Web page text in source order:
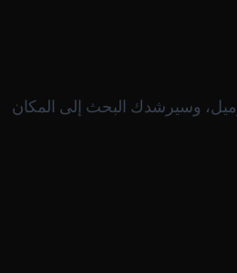
وسيرشدك البحث إلى المكان